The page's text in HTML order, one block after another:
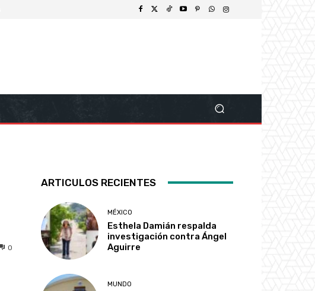
0
ARTICULOS RECIENTES
MÉXICO
Esthela Damián respalda
investigación contra Ángel
Aguirre
MUNDO